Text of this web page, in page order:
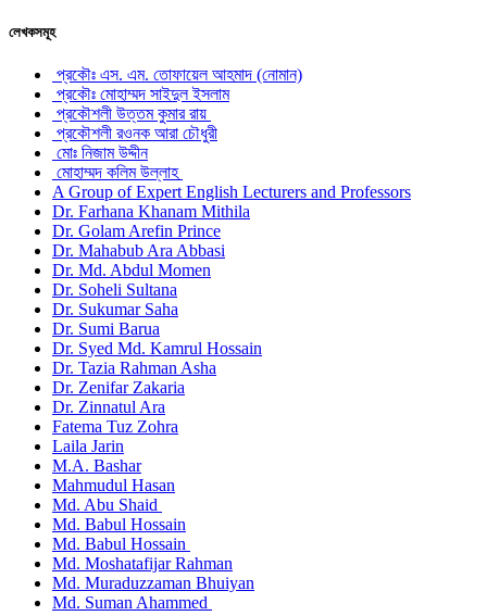
লেখকসমূহ
প্রকৌঃ এস. এম. তোফায়েল আহমাদ (নোমান)
প্রকৌঃ মোহাম্মদ সাইদুল ইসলাম
প্রকৌশলী উত্তম কুমার রায়
প্রকৌশলী রওনক আরা চৌধুরী
মোঃ নিজাম উদ্দীন
মোহাম্মদ কলিম উল্লাহ
A Group of Expert English Lecturers and Professors
Dr. Farhana Khanam Mithila
Dr. Golam Arefin Prince
Dr. Mahabub Ara Abbasi
Dr. Md. Abdul Momen
Dr. Soheli Sultana
Dr. Sukumar Saha
Dr. Sumi Barua
Dr. Syed Md. Kamrul Hossain
Dr. Tazia Rahman Asha
Dr. Zenifar Zakaria
Dr. Zinnatul Ara
Fatema Tuz Zohra
Laila Jarin
M.A. Bashar
Mahmudul Hasan
Md. Abu Shaid
Md. Babul Hossain
Md. Babul Hossain
Md. Moshatafijar Rahman
Md. Muraduzzaman Bhuiyan
Md. Suman Ahammed